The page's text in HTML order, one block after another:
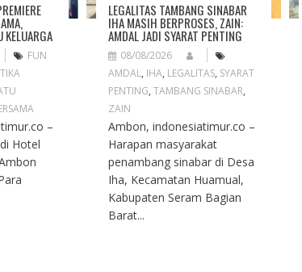
KELUARGA
FUN
–
Hotel
LEGALITAS TAMBANG SINABAR
IHA MASIH BERPROSES, ZAIN:
AMDAL JADI SYARAT PENTING
08/08/2026
AMDAL, IHA, LEGALITAS, SYARAT
PENTING,TAMBANG SINABAR,
ZAIN
Ambon, indonesiatimur.co –
Harapan masyarakat
penambang sinabar di Desa
Iha, Kecamatan Huamual,
Kabupaten Seram Bagian
Barat...